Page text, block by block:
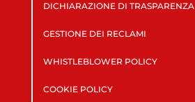
DICHIARAZIONE DI TRASPARENZA
GESTIONE DEI RECLAMI
WHISTLEBLOWER POLICY
COOKIE POLICY